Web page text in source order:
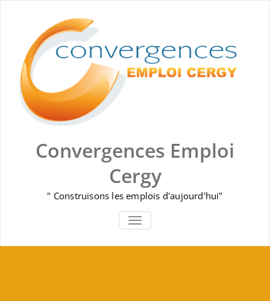
Convergences Emploi
Cergy
" Construisons les emplois d'aujourd'hui"
AFFICHER/MASQUER LA